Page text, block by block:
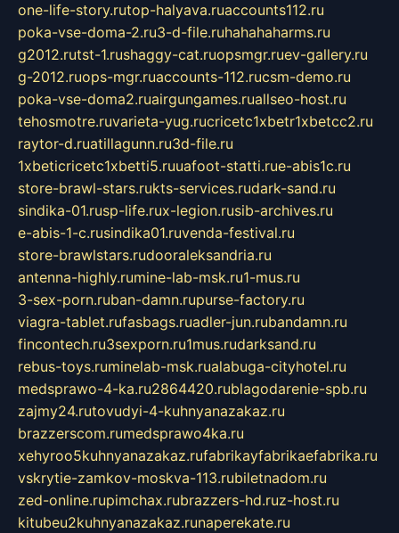
one-life-story.rutop-halyava.ruaccounts112.ru
poka-vse-doma-2.ru3-d-file.ruhahahaharms.ru
g2012.rutst-1.rushaggy-cat.ruopsmgr.ruev-gallery.ru
g-2012.ruops-mgr.ruaccounts-112.rucsm-demo.ru
poka-vse-doma2.ruairgungames.ruallseo-host.ru
tehosmotre.ruvarieta-yug.rucricetc1xbetr1xbetcc2.ru
raytor-d.ruatillagunn.ru3d-file.ru
1xbeticricetc1xbetti5.ruuafoot-statti.rue-abis1c.ru
store-brawl-stars.rukts-services.rudark-sand.ru
sindika-01.rusp-life.rux-legion.rusib-archives.ru
e-abis-1-c.rusindika01.ruvenda-festival.ru
store-brawlstars.rudooraleksandria.ru
antenna-highly.rumine-lab-msk.ru1-mus.ru
3-sex-porn.ruban-damn.rupurse-factory.ru
viagra-tablet.rufasbags.ruadler-jun.rubandamn.ru
fincontech.ru3sexporn.ru1mus.rudarksand.ru
rebus-toys.ruminelab-msk.rualabuga-cityhotel.ru
medsprawo-4-ka.ru2864420.rublagodarenie-spb.ru
zajmy24.rutovudyi-4-kuhnyanazakaz.ru
brazzerscom.rumedsprawo4ka.ru
xehyroo5kuhnyanazakaz.rufabrikayfabrikaefabrika.ru
vskrytie-zamkov-moskva-113.rubiletnadom.ru
zed-online.rupimchax.rubrazzers-hd.ruz-host.ru
kitubeu2kuhnyanazakaz.runaperekate.ru